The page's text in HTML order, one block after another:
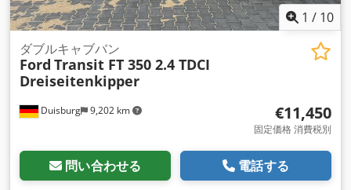
1 / 10
Duisburg 9,202 km
ダブルキャブバン
Ford Transit FT 350 2.4 TDCI
Dreiseitenkipper
€11,450
固定価格 消費税別
問い合わせる 電話する